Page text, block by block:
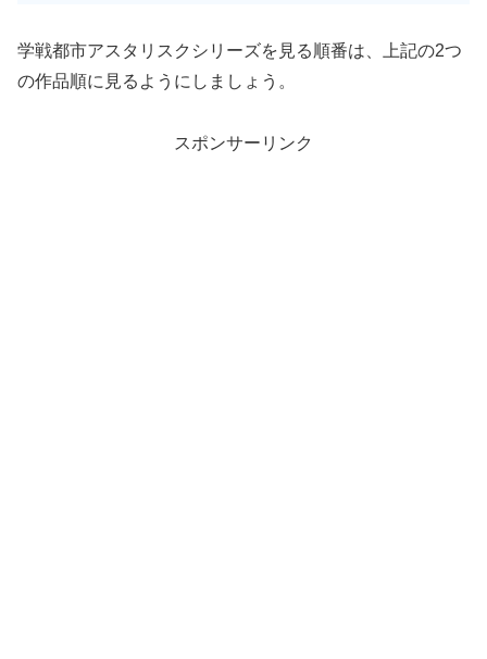
学戦都市アスタリスクシリーズを見る順番は、上記の2つ
の作品順に見るようにしましょう。
スポンサーリンク